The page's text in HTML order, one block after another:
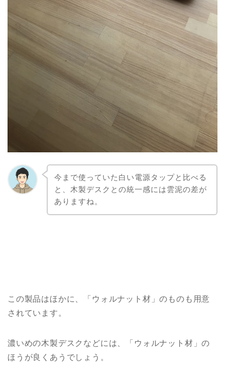
今まで使っていた白い電源タップと比べる
と、木製デスクとの統一感には雲泥の差が
ありますね。
この製品はほかに、「ウォルナット材」のものも用意
されています。
濃いめの木製デスクなどには、「ウォルナット材」の
ほうが良くあうでしょう。